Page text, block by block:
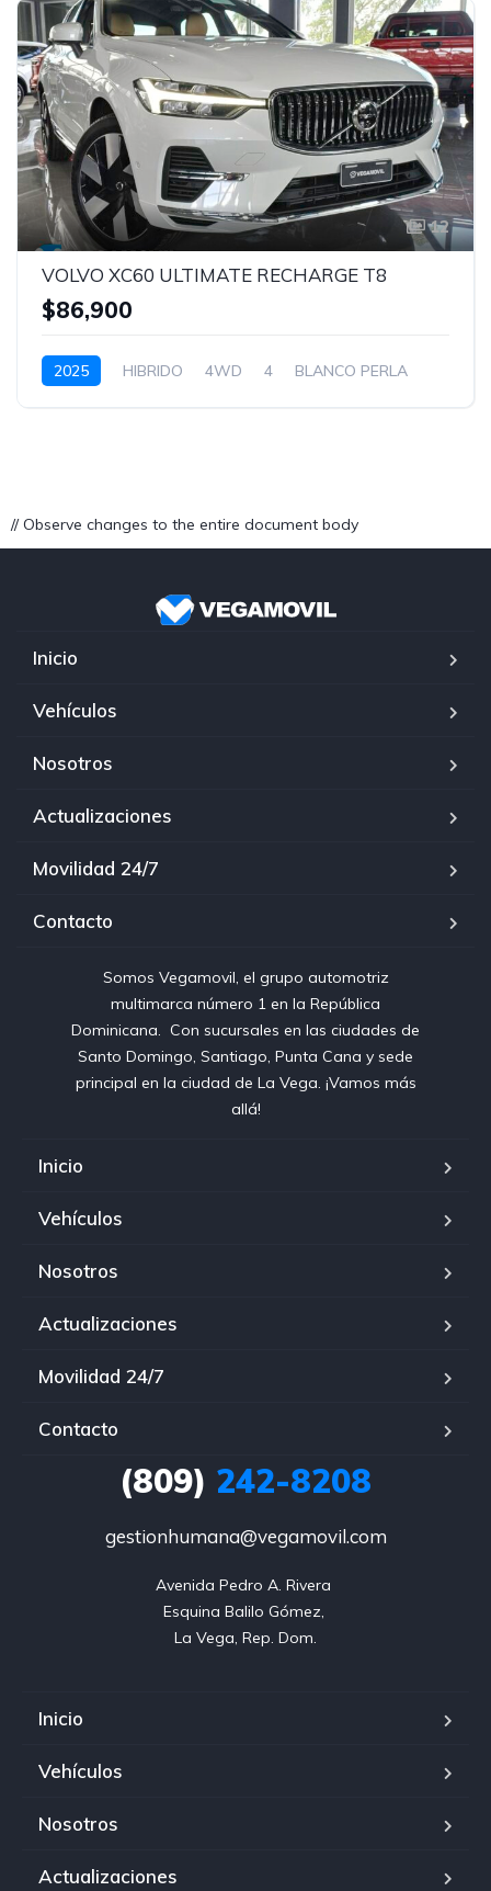
12
VOLVO XC60 ULTIMATE RECHARGE T8
$86,900
2025 HIBRIDO 4WD 4 BLANCO PERLA
// Observe changes to the entire document body
Inicio
Vehículos
Nosotros
Actualizaciones
Movilidad 24/7
Contacto
Somos Vegamovil, el grupo automotriz
multimarca número 1 en la República
Dominicana⁣. ⁣ Con sucursales en las ciudades de
Santo Domingo, Santiago, Punta Cana y sede
principal en la ciudad de La Vega. ¡Vamos más
allá!
Inicio
Vehículos
Nosotros
Actualizaciones
Movilidad 24/7
Contacto
(809) 242-8208
gestionhumana@vegamovil.com
Avenida Pedro A. Rivera
Esquina Balilo Gómez,
La Vega, Rep. Dom.
Inicio
Vehículos
Nosotros
Actualizaciones